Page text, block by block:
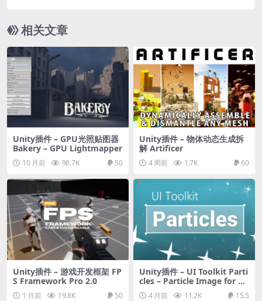
p) vol.3
相关文章
Unity插件 – GPU光照贴图器
Bakery – GPU Lightmapper
10 月前 98.7K 50
Unity插件 – 物体动态生成拆
解 Artificer
4 周前 1.7K 60
Unity插件 – 游戏开发框架 FP
S Framework Pro 2.0
1 月前 19.8K 50
Unity插件 – UI Toolkit Parti
cles – Particle Image for UI
Elements
4 月前 11.2K 15.5